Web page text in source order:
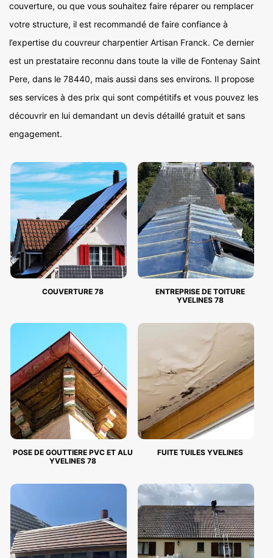
couverture, ou que vous souhaitez faire réparer ou remplacer
votre structure, il est recommandé de faire confiance à
l’expertise du couvreur charpentier Artisan Franck. Ce dernier
est un prestataire reconnu dans toute la ville de Fontenay Saint
Pere, dans le 78440, mais aussi dans ses environs. Il propose
ses services à des prix qui sont compétitifs et vous pouvez les
découvrir en lui demandant un devis détaillé gratuit et sans
engagement.
COUVERTURE 78
ENTREPRISE DE TOITURE
YVELINES 78
POSE DE GOUTTIERE PVC ET ALU
YVELINES 78
FUITE TUILES YVELINES